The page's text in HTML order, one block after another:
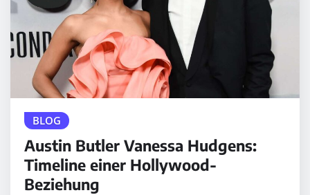
BLOG
Austin Butler Vanessa Hudgens:
Timeline einer Hollywood-
Beziehung